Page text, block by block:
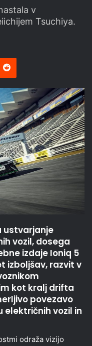
v
Tsuchiya.
Reddit
ustvarjanje
vozil, dosega
izdaje Ioniq 5
izboljšav, razvit v
kot kralj drifta
povezavo
električnih vozil in
odraža vizijo